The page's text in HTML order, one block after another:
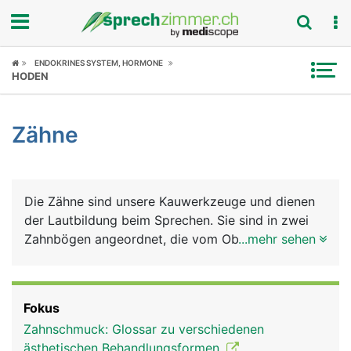
Fokus
Symptome
News
Rubriken
ENDOKRINES SYSTEM, HORMONE
HODEN
Zähne
Die Zähne sind unsere Kauwerkzeuge und dienen
der Lautbildung beim Sprechen. Sie sind in zwei
Zahnbögen angeordnet, die vom Oberkiefer- und
mittleren Kindesalter vom bleibenden Gebiss
ersetzt wird, das aus 32 Zähnen besteht: auf jeder
...mehr sehen
Fokus
Zahnschmuck: Glossar zu verschiedenen
ästhetischen Behandlungsformen